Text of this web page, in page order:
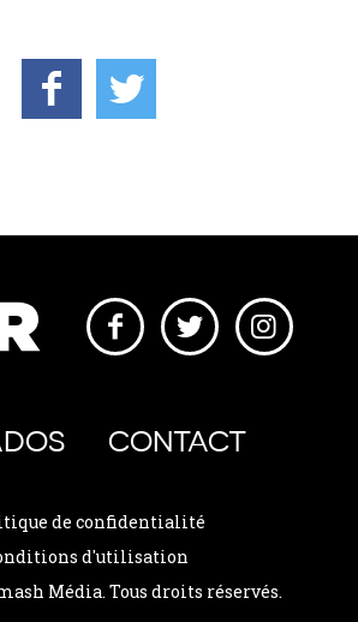
CONTACT
de confidentialité
d'utilisation
Média. Tous droits réservés.